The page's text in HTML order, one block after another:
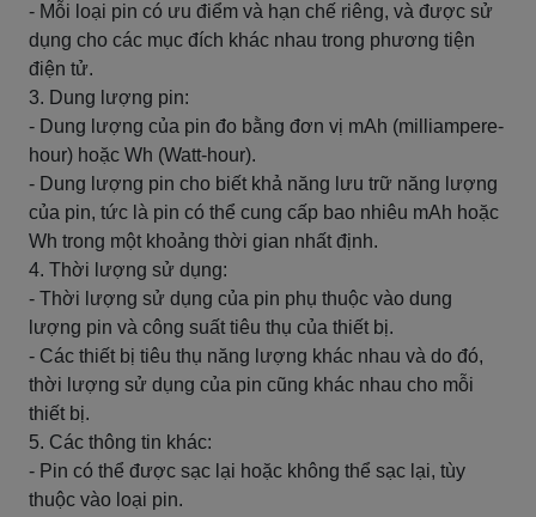
- Mỗi loại pin có ưu điểm và hạn chế riêng, và được sử
dụng cho các mục đích khác nhau trong phương tiện
điện tử.
3. Dung lượng pin:
- Dung lượng của pin đo bằng đơn vị mAh (milliampere-
hour) hoặc Wh (Watt-hour).
- Dung lượng pin cho biết khả năng lưu trữ năng lượng
của pin, tức là pin có thể cung cấp bao nhiêu mAh hoặc
Wh trong một khoảng thời gian nhất định.
4. Thời lượng sử dụng:
- Thời lượng sử dụng của pin phụ thuộc vào dung
lượng pin và công suất tiêu thụ của thiết bị.
- Các thiết bị tiêu thụ năng lượng khác nhau và do đó,
thời lượng sử dụng của pin cũng khác nhau cho mỗi
thiết bị.
5. Các thông tin khác:
- Pin có thể được sạc lại hoặc không thể sạc lại, tùy
thuộc vào loại pin.